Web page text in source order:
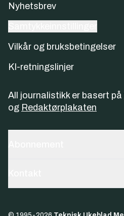
Nyhetsbrev
Vilkår og bruksbetingelser
KI-retningslinjer
All journalistikk er basert på
og Redaktørplakaten